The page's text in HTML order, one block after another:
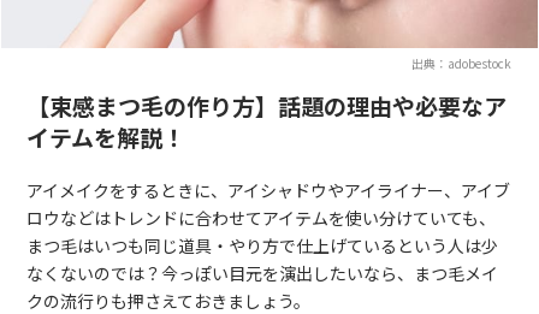
出典：adobestock
【束感まつ毛の作り方】話題の理由や必要なア
イテムを解説！
アイメイクをするときに、アイシャドウやアイライナー、アイブ
ロウなどはトレンドに合わせてアイテムを使い分けていても、
まつ毛はいつも同じ道具・やり方で仕上げているという人は少
なくないのでは？今っぽい目元を演出したいなら、まつ毛メイ
クの流行りも押さえておきましょう。